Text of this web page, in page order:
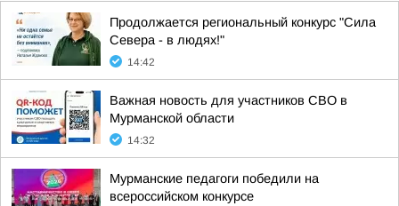
Продолжается региональный конкурс "Сила
Севера - в людях!"
14:42
Важная новость для участников СВО в
Мурманской области
14:32
Мурманские педагоги победили на
всероссийском конкурсе